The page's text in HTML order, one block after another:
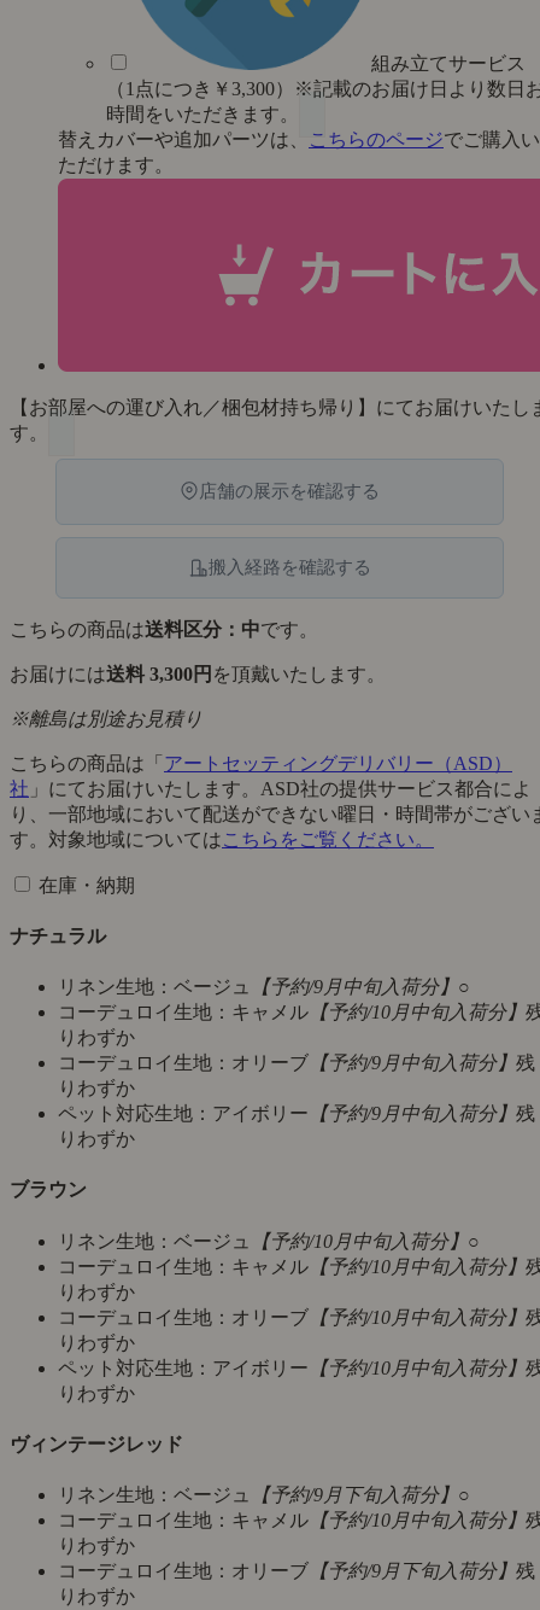
組み立てサービス
（1点につき￥3,300）※記載のお届け日より数日
時間をいただきます。
替えカバーや追加パーツは、
こちらのページでご購入い
ただけます。
【お部屋への運び入れ／梱包材持ち帰り】にてお届けいたし
す。
店舗の展示を確認する
搬入経路を確認する
こちらの商品は送料区分：中です。
お届けには送料 3,300円 を頂戴いたします。
※離島は別途お見積り
こちらの商品は「 アートセッティングデリバリー（ASD）
社 」にてお届けいたします。ASD社の提供サービス都合によ
り、一部地域において配送ができない曜日・時間帯がござい
す。対象地域についてはこちらをご覧ください。
在庫・納期
ナチュラル
リネン生地：ベージュ 【予約/9月中旬入荷分】 ○
コーデュロイ生地：キャメル 【予約/10月中旬入荷分】
りわずか
コーデュロイ生地：オリーブ 【予約/9月中旬入荷分】 残
りわずか
ペット対応生地：アイボリー 【予約/9月中旬入荷分】 残
りわずか
ブラウン
リネン生地：ベージュ 【予約/10月中旬入荷分】 ○
コーデュロイ生地：キャメル 【予約/10月中旬入荷分】
りわずか
コーデュロイ生地：オリーブ 【予約/10月中旬入荷分】
りわずか
ペット対応生地：アイボリー 【予約/10月中旬入荷分】
りわずか
ヴィンテージレッド
リネン生地：ベージュ 【予約/9月下旬入荷分】 ○
コーデュロイ生地：キャメル 【予約/10月中旬入荷分】
りわずか
コーデュロイ生地：オリーブ 【予約/9月下旬入荷分】 残
りわずか